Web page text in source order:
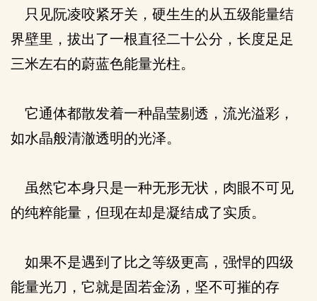
只见阮凌咬紧牙关，硬生生的从五级能量结
界壁里，拔出了一根直径二十公分，长度足足
三米左右的蔚蓝色能量光柱。
它通体都散发着一种晶莹剔透，流光溢彩，
如水晶般清澈透明的光泽。
虽然它本身只是一种无形无状，肉眼不可见
的纯粹能量，但现在却是凝结成了实质。
如果不是遇到了比之等级更高，强悍的四级
能量光刀，它就是固若金汤，坚不可摧的存